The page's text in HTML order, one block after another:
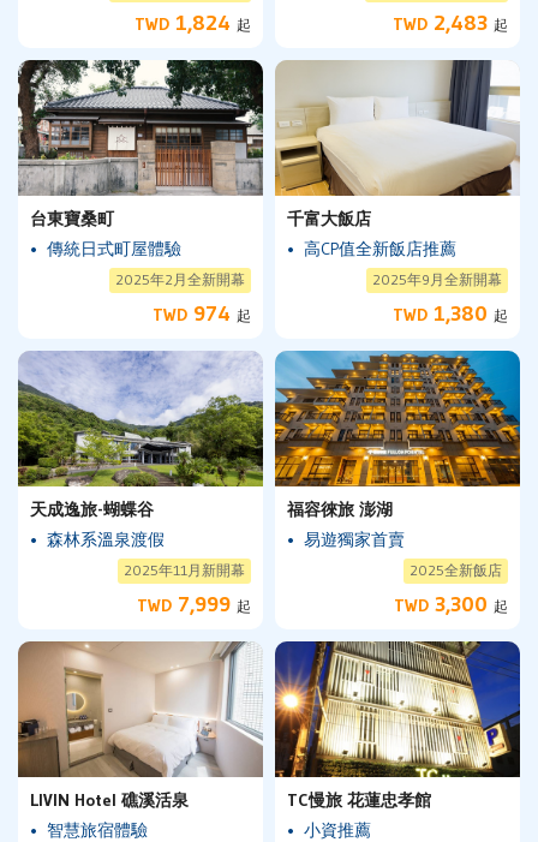
TWD 1,824 起 TWD 2,483 起
台東寶桑町
傳統日式町屋體驗
2025年2月全新開幕
TWD 974 起
千富大飯店
高CP值全新飯店推薦
2025年9月全新開幕
TWD 1,380 起
天成逸旅-蝴蝶谷
森林系溫泉渡假
2025年11月新開幕
TWD 7,999 起
福容徠旅 澎湖
易遊獨家首賣
2025全新飯店
TWD 3,300 起
LIVIN Hotel 礁溪活泉
智慧旅宿體驗
TC慢旅 花蓮忠孝館
小資推薦